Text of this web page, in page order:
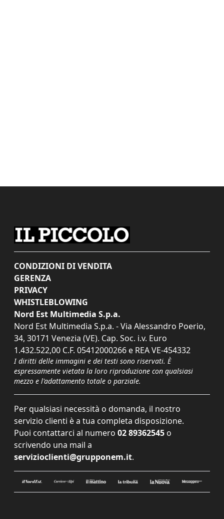
CONDIZIONI DI VENDITA
GERENZA
PRIVACY
WHISTLEBLOWING
Nord Est Multimedia S.p.a.
Nord Est Multimedia S.p.a. - Via Alessandro Poerio,
34, 30171 Venezia (VE). Cap. Soc. i.v. Euro
1.432.522,00 C.F. 05412000266 e REA VE-454332
I diritti delle immagini e dei testi sono riservati. È
espressamente vietata la loro riproduzione con qualsiasi
mezzo e l'adattamento totale o parziale.
Per qualsiasi necessità o domanda, il nostro
servizio clienti è a tua completa disposizione.
Puoi contattarci al numero 02 89362545 o
scrivendo una mail a
servizioclienti@grupponem.it.